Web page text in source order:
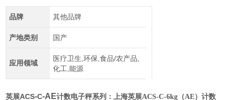
品牌 其他品牌
产地类别 国产
应用领域
医疗卫生,环保,食品/农产品,
化工,能源
英展ACS-C-AE计数电子秤系列：上海英展ACS-C-6kg（AE）计数